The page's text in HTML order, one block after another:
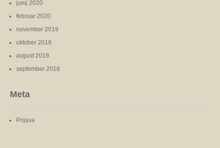
junij 2020
februar 2020
november 2019
oktober 2019
avgust 2019
september 2018
Meta
Prijava